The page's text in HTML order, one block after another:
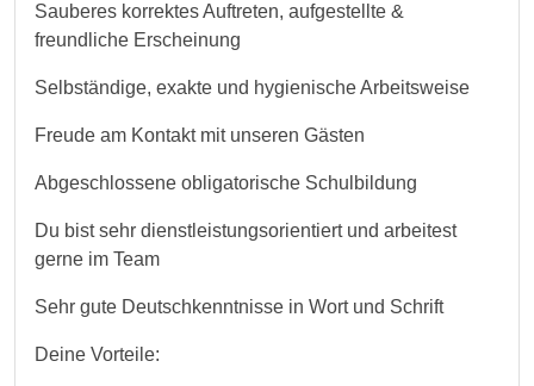
Sauberes korrektes Auftreten, aufgestellte &
freundliche Erscheinung
Selbständige, exakte und hygienische Arbeitsweise
Freude am Kontakt mit unseren Gästen
Abgeschlossene obligatorische Schulbildung
Du bist sehr dienstleistungsorientiert und arbeitest
gerne im Team
Sehr gute Deutschkenntnisse in Wort und Schrift
Deine Vorteile: